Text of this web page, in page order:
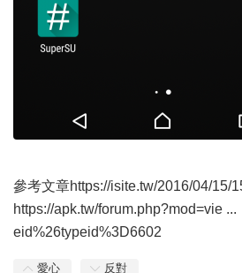
參考文章https://isite.tw/2016/04/15/
https://apk.tw/forum.php?mod=vie ...
eid%26typeid%3D6602
愛心 反對